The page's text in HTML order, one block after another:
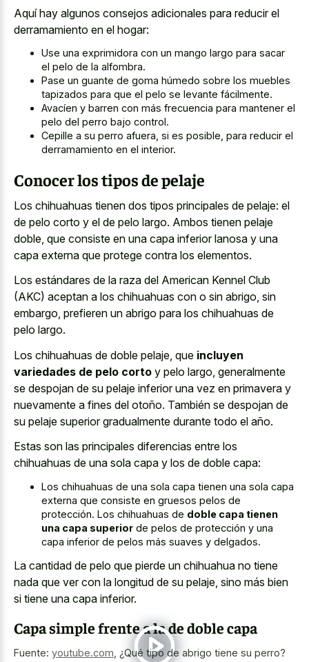
Aquí hay algunos consejos adicionales para reducir el
derramamiento en el hogar:
Use una exprimidora con un mango largo para sacar
el pelo de la alfombra.
Pase un guante de goma húmedo sobre los muebles
tapizados para que el pelo se levante fácilmente.
Avacíen y barren con más frecuencia para mantener el
pelo del perro bajo control.
Cepille a su perro afuera, si es posible, para reducir el
derramamiento en el interior.
Conocer los tipos de pelaje
Los chihuahuas tienen dos tipos principales de pelaje: el
de pelo corto y el de pelo largo. Ambos tienen pelaje
doble, que consiste en una capa inferior lanosa y una
capa externa que protege contra los elementos.
Los estándares de la raza del American Kennel Club
(AKC) aceptan a los chihuahuas con o sin abrigo, sin
embargo, prefieren un abrigo para los chihuahuas de
pelo largo.
Los chihuahuas de doble pelaje, que incluyen
variedades de pelo corto y pelo largo, generalmente
se despojan de su pelaje inferior una vez en primavera y
nuevamente a fines del otoño. También se despojan de
su pelaje superior gradualmente durante todo el año.
Estas son las principales diferencias entre los
chihuahuas de una sola capa y los de doble capa:
Los chihuahuas de una sola capa tienen una sola capa
externa que consiste en gruesos pelos de
protección. Los chihuahuas de doble capa tienen
una capa superior de pelos de protección y una
capa inferior de pelos más suaves y delgados.
La cantidad de pelo que pierde un chihuahua no tiene
nada que ver con la longitud de su pelaje, sino más bien
si tiene una capa inferior.
Capa simple frente a la de doble capa
Fuente: youtube.com ¿Qué tipo de abrigo tiene su perro?